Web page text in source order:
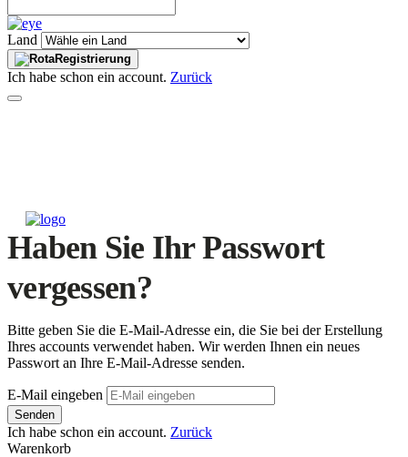
Land
Registrierung
Ich habe schon ein account. Zurück
Haben Sie Ihr Passwort
vergessen?
Bitte geben Sie die E-Mail-Adresse ein, die Sie bei der Erstellung
Ihres accounts verwendet haben. Wir werden Ihnen ein neues
Passwort an Ihre E-Mail-Adresse senden.
E-Mail eingeben
Senden
Ich habe schon ein account. Zurück
Warenkorb